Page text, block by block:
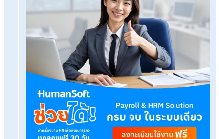
นัดสัมภาษณ์งาน
เรื่องที่คุณอาจสนใจ
แอพลงเวลาเข้างานฟรี เพื่อธุรกิจ SME ที่ต้องการป